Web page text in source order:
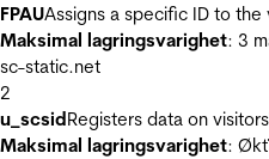
FPAUAssigns a specific ID to
Maksimal lagringsvarighet: 3
sc-static.net
2
u_scsidRegisters data on
Maksimal lagringsvarighet: Økt